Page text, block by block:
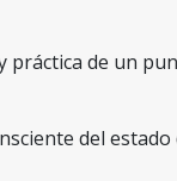
de un
del